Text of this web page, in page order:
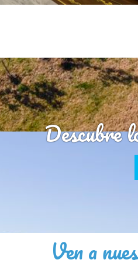
Descubre
Ven a